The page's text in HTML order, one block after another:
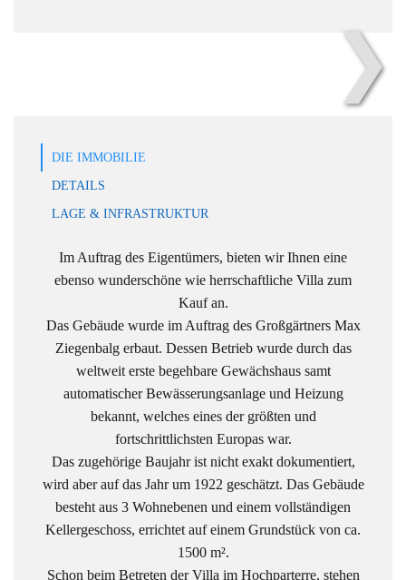
❯
DIE IMMOBILIE
DETAILS
LAGE & INFRASTRUKTUR
Im Auftrag des Eigentümers, bieten wir Ihnen eine
ebenso wunderschöne wie herrschaftliche Villa zum
Kauf an.
Das Gebäude wurde im Auftrag des Großgärtners Max
Ziegenbalg erbaut. Dessen Betrieb wurde durch das
weltweit erste begehbare Gewächshaus samt
automatischer Bewässerungsanlage und Heizung
bekannt, welches eines der größten und
fortschrittlichsten Europas war.
Das zugehörige Baujahr ist nicht exakt dokumentiert,
wird aber auf das Jahr um 1922 geschätzt. Das Gebäude
besteht aus 3 Wohnebenen und einem vollständigen
Kellergeschoss, errichtet auf einem Grundstück von ca.
1500 m².
Schon beim Betreten der Villa im Hochparterre, stehen